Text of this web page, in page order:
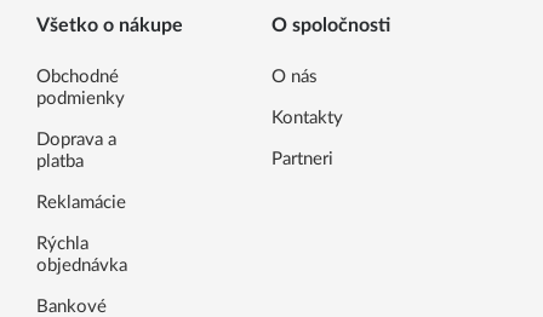
Všetko o nákupe
Obchodné
podmienky
Doprava a
platba
Reklamácie
Rýchla
objednávka
Bankové
O spoločnosti
O nás
Kontakty
Partneri